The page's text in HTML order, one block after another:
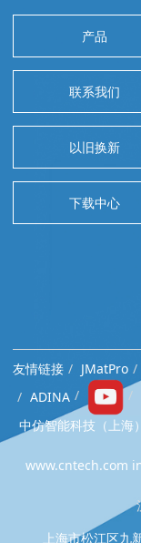
产品
联系我们
以旧换新
下载中心
友情链接 JMatPro
ADINA
中仿智能科技（上海
www.cntech.com
上海市松江区九